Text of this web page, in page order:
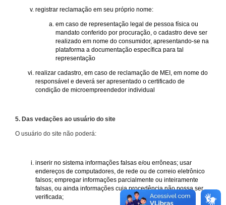
registrar reclamação em seu próprio nome:
em caso de representação legal de pessoa física ou
mandato conferido por procuração, o cadastro deve ser
realizado em nome do consumidor, apresentando-se na
plataforma a documentação específica para tal
representação
realizar cadastro, em caso de reclamação de MEI, em nome do
responsável e deverá ser apresentado o certificado de
condição de microempreendedor individual
5. Das vedações ao usuário do site
O usuário do site não poderá:
inserir no sistema informações falsas e/ou errôneas; usar
endereços de computadores, de rede ou de correio eletrônico
falsos; empregar informações parcialmente ou inteiramente
falsas, ou ainda informações cuja procedência não possa ser
verificada;